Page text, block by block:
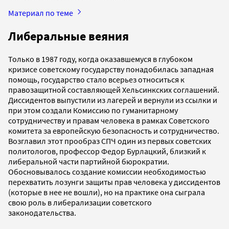
Материал по теме
Либеральные веяния
Только в 1987 году, когда оказавшемуся в глубоком
кризисе советскому государству понадобилась западная
помощь, государство стало всерьез относиться к
правозащитной составляющей Хельсинкских соглашений.
Диссидентов выпустили из лагерей и вернули из ссылки и
при этом создали Комиссию по гуманитарному
сотрудничеству и правам человека в рамках Советского
комитета за европейскую безопасность и сотрудничество.
Возглавил этот прообраз СПЧ один из первых советских
политологов, профессор Федор Бурлацкий, близкий к
либеральной части партийной бюрократии.
Обосновывалось создание комиссии необходимостью
перехватить лозунги защиты прав человека у диссидентов
(которые в нее не вошли), но на практике она сыграла
свою роль в либерализации советского
законодательства.